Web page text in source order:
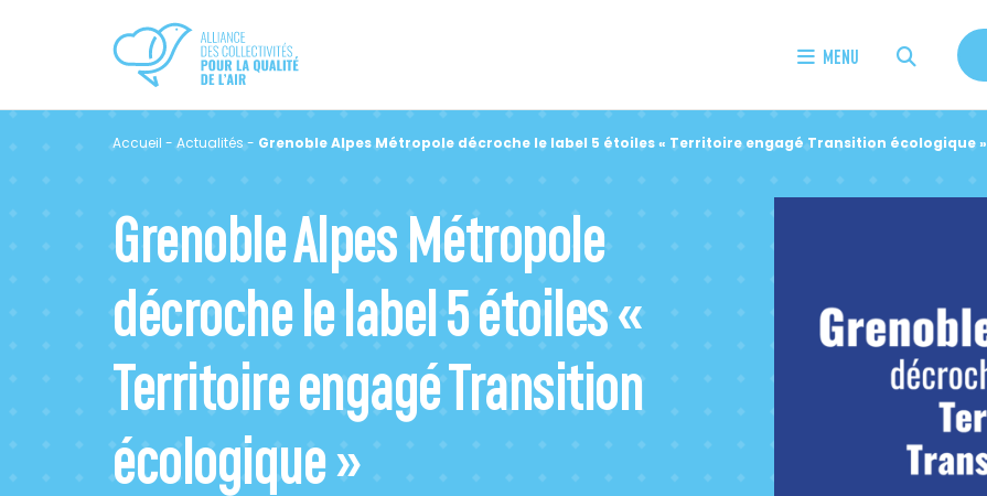
MENU
Accueil - Actualités- Grenoble Alpes Métropole décroche le label 5 étoiles « Territoire engagé Transition écologique »
Grenoble Alpes Métropole
décroche le label 5 étoiles «
Territoire engagé Transition
écologique »